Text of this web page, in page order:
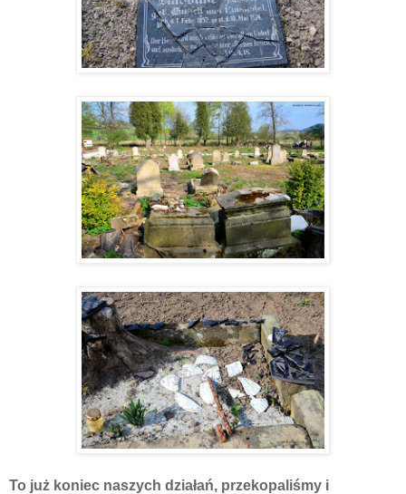
To już koniec naszych działań, przekopaliśmy i